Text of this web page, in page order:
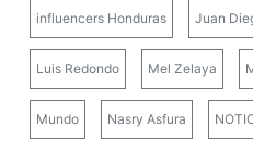
influencers Honduras Juan
Luis Redondo Mel Zelaya
Mundo Nasry Asfura